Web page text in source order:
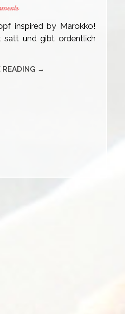
inspired by Marokko!
satt und gibt ordentlich
READING →